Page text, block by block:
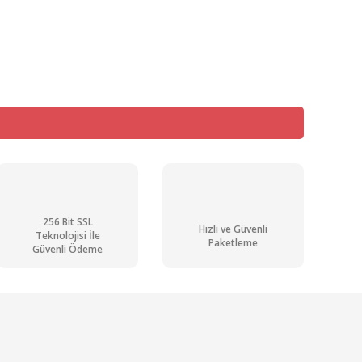
256 Bit SSL
Teknolojisi İle
Güvenli Ödeme
Hızlı ve Güvenli
Paketleme